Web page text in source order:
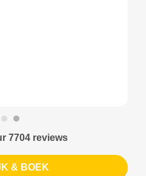
7704 reviews
& BOEK